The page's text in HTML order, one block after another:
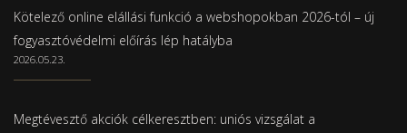
Kötelező online elállási funkció a webshopokban 2026-tól – új
fogyasztóvédelmi előírás lép hatályba
2026.05.23.
Megtévesztő akciók célkeresztben: uniós vizsgálat a